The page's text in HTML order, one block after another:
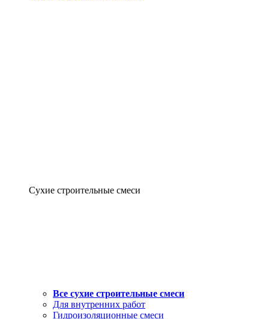
Сухие строительные смеси
Все сухие строительные смеси
Для внутренних работ
Гидроизоляционные смеси